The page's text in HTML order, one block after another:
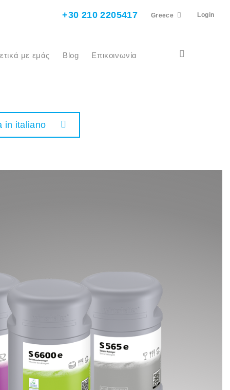
+30 210 2205417 Greece Login
με εμάς Blog Επικοινωνία
in italiano